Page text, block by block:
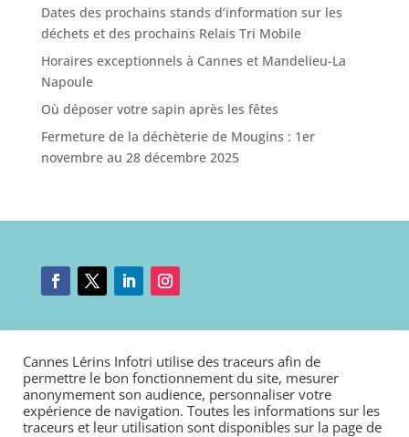
Dates des prochains stands d’information sur les
déchets et des prochains Relais Tri Mobile
Horaires exceptionnels à Cannes et Mandelieu-La
Napoule
Où déposer votre sapin après les fêtes
Fermeture de la déchèterie de Mougins : 1er
novembre au 28 décembre 2025
Politique de cookies|Déclaration d’accessibilité
Cannes Lérins Infotri utilise des traceurs afin de
permettre le bon fonctionnement du site, mesurer
anonymement son audience, personnaliser votre
expérience de navigation. Toutes les informations sur les
traceurs et leur utilisation sont disponibles sur la page de